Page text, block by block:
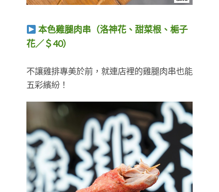
本色雞腿肉串（洛神花、甜菜根、梔子
花／＄40）
​​​​​​​不讓雞排專美於前，就連店裡的雞腿肉串也能
五彩繽紛！